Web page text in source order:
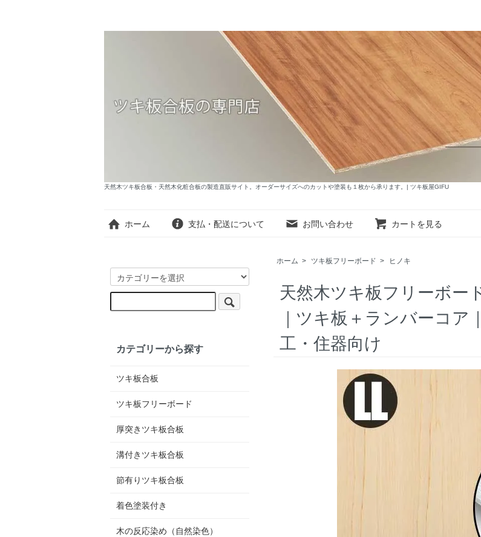
天然木ツキ板合板・天然木化粧合板の製造直販サイト。オーダーサイズへのカットや塗装も１枚から承ります。| ツキ板屋GIFU
ホーム 支払・配送について お問い合わせ カートを見る
ホーム > ツキ板フリーボード > ヒノキ
天然木ツキ板フリーボー
｜ツキ板＋ランバーコア
工・住器向け
カテゴリーから探す
ツキ板合板
ツキ板フリーボード
厚突きツキ板合板
溝付きツキ板合板
節有りツキ板合板
着色塗装付き
木の反応染め（自然染色）